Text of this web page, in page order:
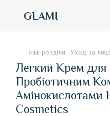
GLAMI
Інші розділи Уход за
Легкий Крем для
Пробіотичним
Амінокислотами
Cosmetics